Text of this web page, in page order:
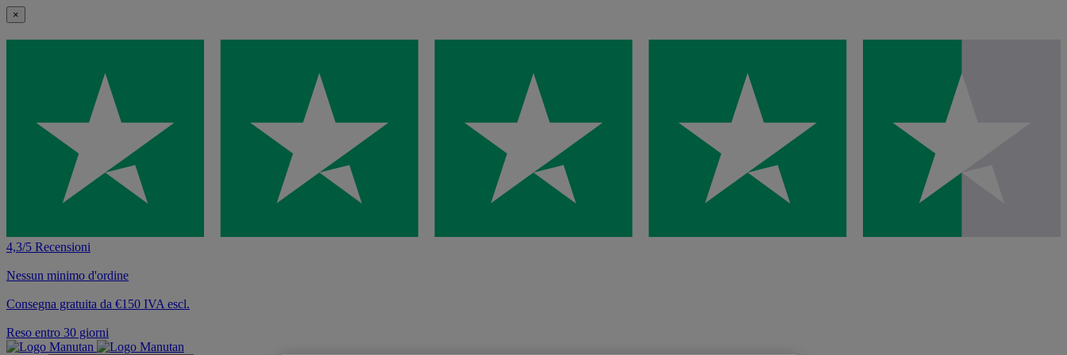
×
4,3/5 Recensioni
Nessun minimo d'ordine
Consegna gratuita da €150 IVA escl.
Reso entro 30 giorni